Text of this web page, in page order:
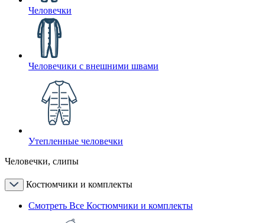
Человечки
Человечики с внешними швами
Утепленные человечки
Человечки, слипы
Костюмчики и комплекты
Смотреть Все Костюмчики и комплекты